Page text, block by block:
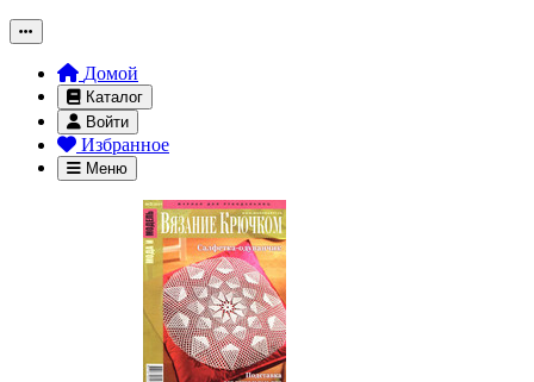
Домой
Каталог
Войти
Избранное
Меню